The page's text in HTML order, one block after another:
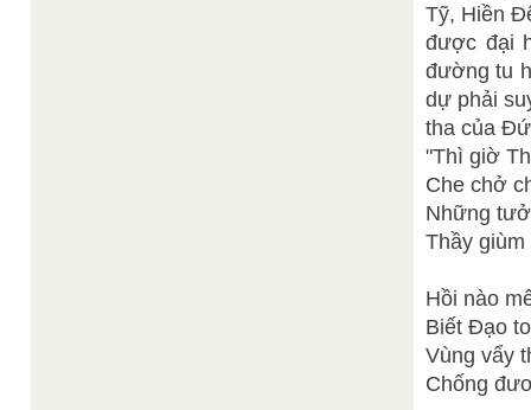
Tỹ, Hiền
được đại
đường tu
dự phải
tha của
"Thì giờ
Che chở
Những
Thầy
Hồi nào
Biết Đạo
Vùng vẩy
Chống